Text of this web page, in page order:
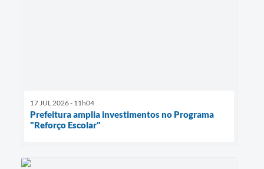
17 JUL 2026 - 11h04
Prefeitura amplia investimentos no Programa
"Reforço Escolar"